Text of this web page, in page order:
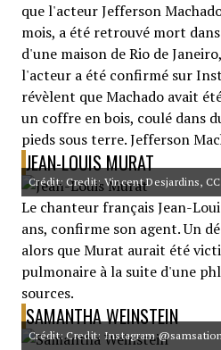
que l'acteur Jefferson
mois, a été retrouvé mort
d'une maison de Rio de
l'acteur a été confirmé sur
révèlent que Machado avait
un coffre en bois, coulé dans
pieds sous terre. Jefferson
JEAN-LOUIS MURAT
Crédit: Credit: Vincent Desjardins, CC
Le chanteur français Jean-
ans, confirme son agent. Un
alors que Murat aurait été
pulmonaire à la suite d'une
sources.
SAMANTHA WEINSTEIN
Crédit: Credit: Instagram